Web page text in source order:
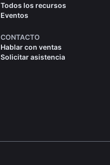
Todos los recursos
Eventos
CONTACTO
Hablar con ventas
Solicitar asistencia